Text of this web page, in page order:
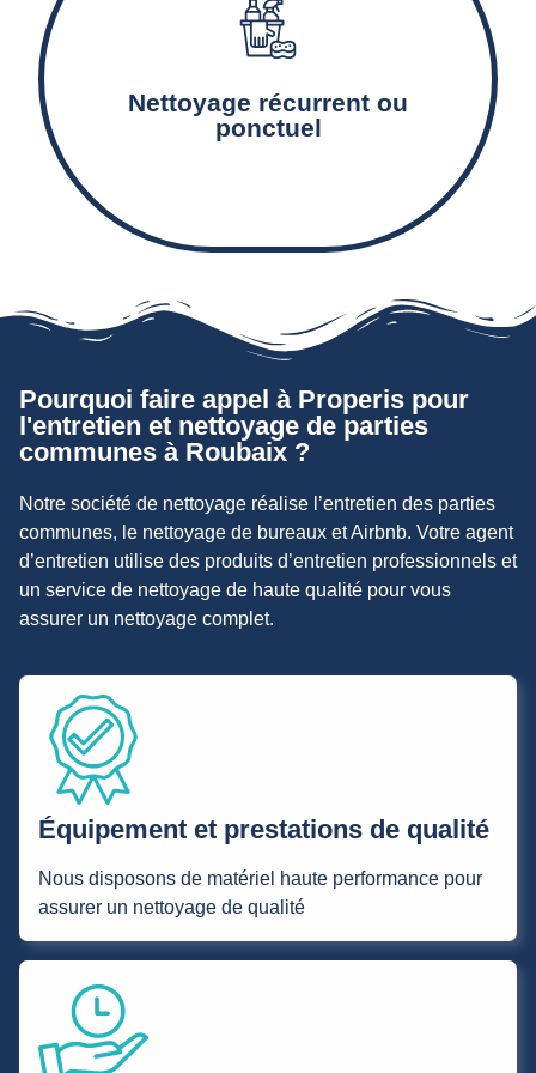
Nettoyage récurrent ou
ponctuel
Le nettoyage et l’entretien des équipements
ascenseurs et boîtes-aux-lettres.
Pourquoi faire appel à Properis pour
l'entretien et nettoyage de parties
communes à Roubaix ?
Notre société de nettoyage réalise l’entretien des parties
communes, le nettoyage de bureaux et Airbnb. Votre agent
d’entretien utilise des produits d’entretien professionnels et
un service de nettoyage de haute qualité pour vous
assurer un nettoyage complet.
Équipement et prestations de qualité
Nous disposons de matériel haute performance pour
assurer un nettoyage de qualité